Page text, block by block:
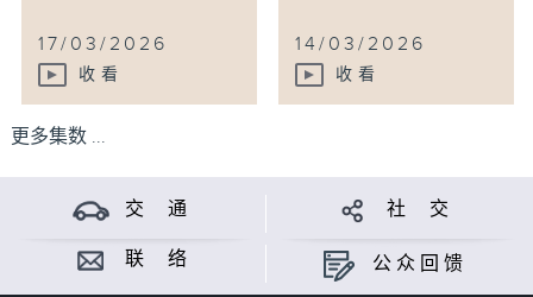
17/03/2026
收看
14/03/2026
收看
更多集数 ...
交 通 社 交
联 络 公众回馈